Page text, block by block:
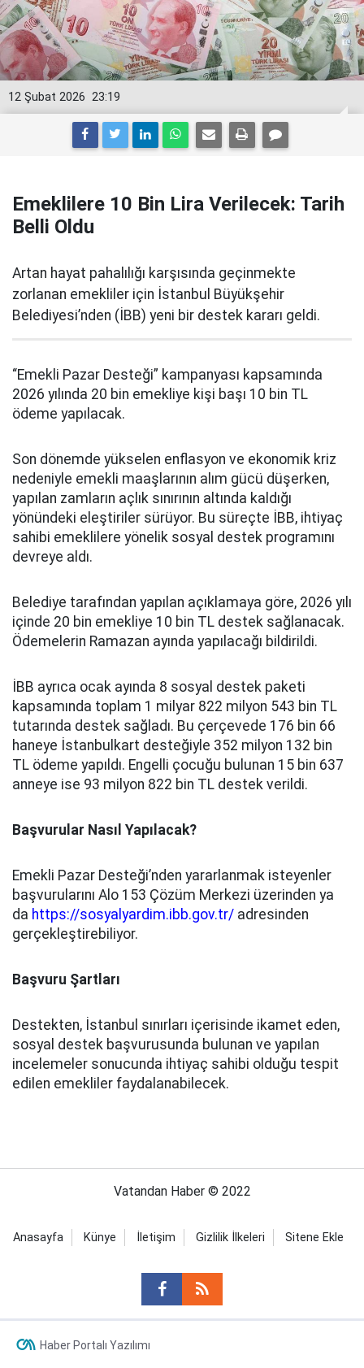
23:19
12 Şubat 2026
Emeklilere 10 Bin Lira Verilecek: Tarih
Belli Oldu
Artan hayat pahalılığı karşısında geçinmekte
zorlanan emekliler için İstanbul Büyükşehir
Belediyesi’nden (İBB) yeni bir destek kararı geldi.
“Emekli Pazar Desteği” kampanyası kapsamında
2026 yılında 20 bin emekliye kişi başı 10 bin TL
ödeme yapılacak.
Son dönemde yükselen enflasyon ve ekonomik kriz
nedeniyle emekli maaşlarının alım gücü düşerken,
yapılan zamların açlık sınırının altında kaldığı
yönündeki eleştiriler sürüyor. Bu süreçte İBB, ihtiyaç
sahibi emeklilere yönelik sosyal destek programını
devreye aldı.
Belediye tarafından yapılan açıklamaya göre, 2026 yılı
içinde 20 bin emekliye 10 bin TL destek sağlanacak.
Ödemelerin Ramazan ayında yapılacağı bildirildi.
İBB ayrıca ocak ayında 8 sosyal destek paketi
kapsamında toplam 1 milyar 822 milyon 543 bin TL
tutarında destek sağladı. Bu çerçevede 176 bin 66
haneye İstanbulkart desteğiyle 352 milyon 132 bin
TL ödeme yapıldı. Engelli çocuğu bulunan 15 bin 637
anneye ise 93 milyon 822 bin TL destek verildi.
Başvurular Nasıl Yapılacak?
Emekli Pazar Desteği’nden yararlanmak isteyenler
başvurularını Alo 153 Çözüm Merkezi üzerinden ya
da https://sosyalyardim.ibb.gov.tr/ adresinden
gerçekleştirebiliyor.
Başvuru Şartları
Destekten, İstanbul sınırları içerisinde ikamet eden,
sosyal destek başvurusunda bulunan ve yapılan
incelemeler sonucunda ihtiyaç sahibi olduğu tespit
edilen emekliler faydalanabilecek.
Vatandan Haber © 2022
Anasayfa Künye İletişim Gizlilik İlkeleri Sitene Ekle
Haber Portalı Yazılımı